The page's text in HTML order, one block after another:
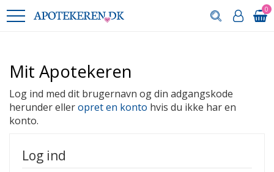
0
Mit Apotekeren
Log ind med dit brugernavn og din adgangskode
herunder elleropret en konto hvis du ikke har en
konto.
Log ind